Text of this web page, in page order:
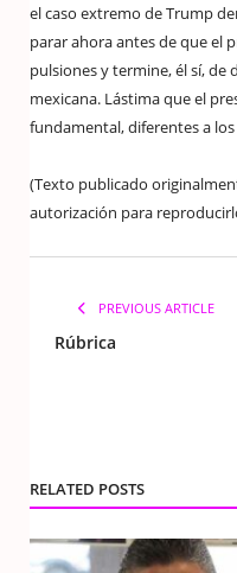
el caso extremo de Trump
parar ahora antes de que el
pulsiones y termine, él sí, de
mexicana. Lástima que el
fundamental, diferentes a
(Texto publicado
autorización para
PREVIOUS ARTICLE
Rúbrica
RELATED POSTS